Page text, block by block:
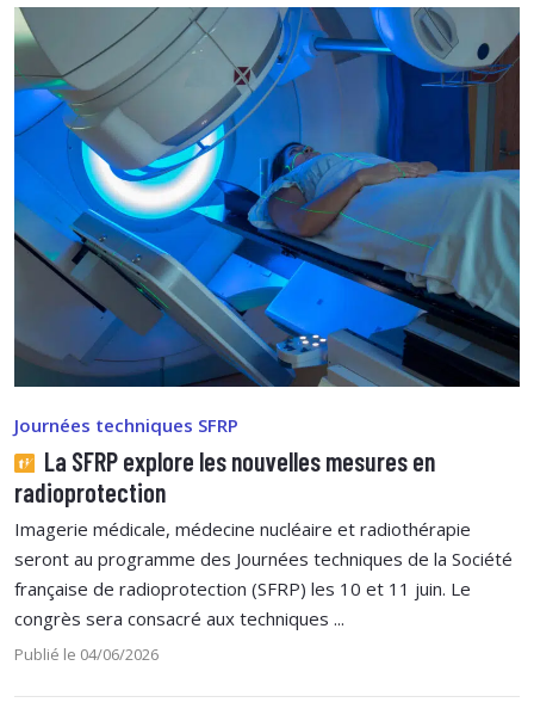
Journées techniques SFRP
La SFRP explore les nouvelles mesures en
radioprotection
Imagerie médicale, médecine nucléaire et radiothérapie
seront au programme des Journées techniques de la Société
française de radioprotection (SFRP) les 10 et 11 juin. Le
congrès sera consacré aux techniques ...
Publié le 04/06/2026